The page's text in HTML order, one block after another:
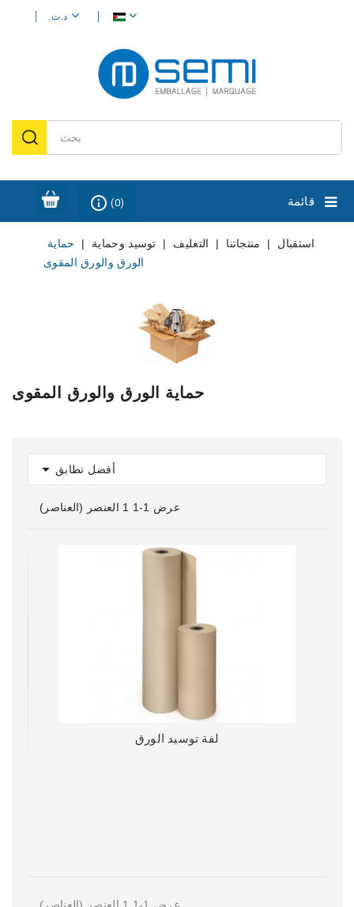
د.ت.‏
قائمة info_outline (0)
استقبال منتجاتنا التغليف توسيد وحماية
حماية
الورق والورق المقوى
حماية الورق والورق المقوى
أفضل تطابق 
عرض 1-1 1 العنصر (العناصر)
لفة توسيد الورق